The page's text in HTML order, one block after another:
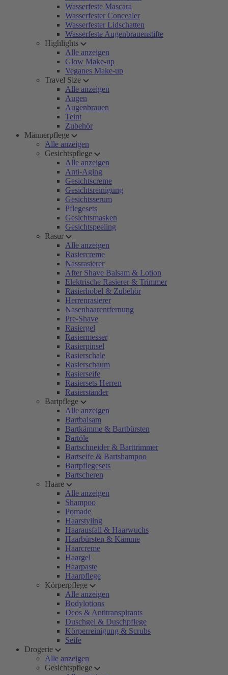
Wasserfeste Mascara
Wasserfester Concealer
Wasserfester Lidschatten
Wasserfeste Augenbrauenstifte
Highlights
Alle anzeigen
Glow Make-up
Veganes Make-up
Travel Size
Alle anzeigen
Augen
Augenbrauen
Teint
Zubehör
Männerpflege
Alle anzeigen
Gesichtspflege
Alle anzeigen
Anti-Aging
Gesichtscreme
Gesichtsreinigung
Gesichtsserum
Pflegesets
Gesichtsmasken
Gesichtspeeling
Rasur
Alle anzeigen
Rasiercreme
Nassrasierer
After Shave Balsam & Lotion
Elektrische Rasierer & Trimmer
Rasierhobel & Zubehör
Herrenrasierer
Nasenhaarentfernung
Pre-Shave
Rasiergel
Rasiermesser
Rasierpinsel
Rasierschale
Rasierschaum
Rasierseife
Rasiersets Herren
Rasierständer
Bartpflege
Alle anzeigen
Bartbalsam
Bartkämme & Bartbürsten
Bartöle
Bartschneider & Barttrimmer
Bartseife & Bartshampoo
Bartpflegesets
Bartscheren
Haare
Alle anzeigen
Shampoo
Pomade
Haarstyling
Haarausfall & Haarwuchs
Haarbürsten & Kämme
Haarcreme
Haargel
Haarpaste
Haarpflege
Körperpflege
Alle anzeigen
Bodylotions
Deos & Antitranspirants
Duschgel & Duschpflege
Körperreinigung & Scrubs
Seife
Drogerie
Alle anzeigen
Gesichtspflege